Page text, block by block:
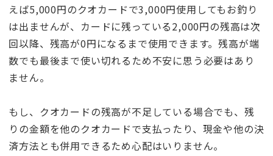
えば5,000円のクオカードで3,000円使用してもお釣り
は出ませんが、カードに残っている2,000円の残高は次
回以降、残高が0円になるまで使用できます。残高が端
数でも最後まで使い切れるため不安に思う必要はあり
ません。
もし、クオカードの残高が不足している場合でも、残
りの金額を他のクオカードで支払ったり、現金や他の決
済方法とも併用できるため心配はいりません。